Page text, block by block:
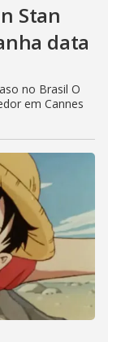
Stan
data
no Brasil O
em Cannes